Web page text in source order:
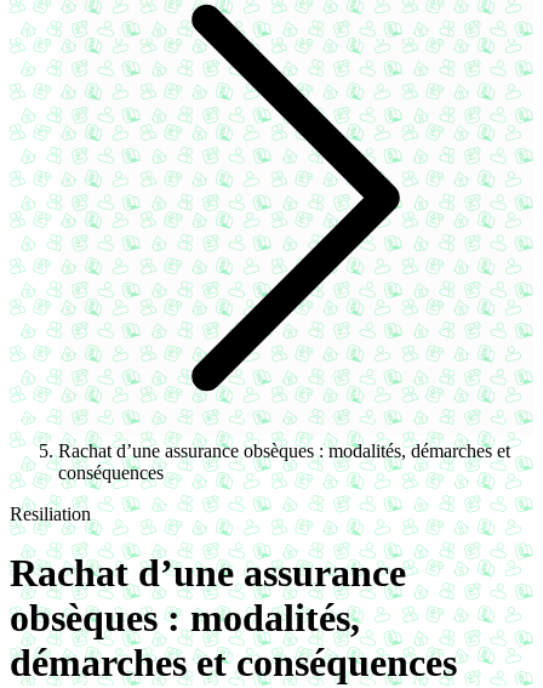
Rachat d’une assurance obsèques : modalités, démarches et
conséquences
Resiliation
Rachat d’une assurance
obsèques : modalités,
démarches et conséquences